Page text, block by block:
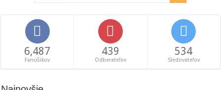
6,487
Fanúšikov
439
Odberateľov
534
Sledovateľov